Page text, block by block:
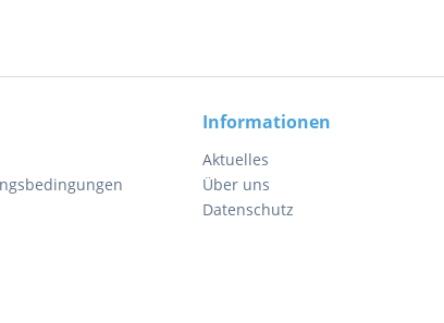
Informationen
Aktuelles
Über uns
Datenschutz